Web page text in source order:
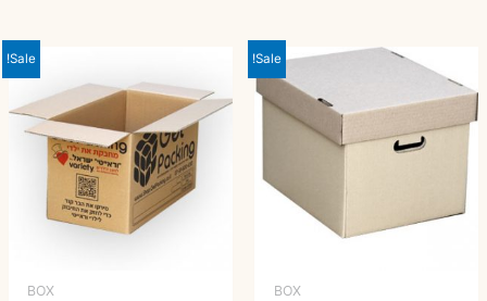
29 ₪.
23 ₪.
Sale!
BOX
Sale!
BOX